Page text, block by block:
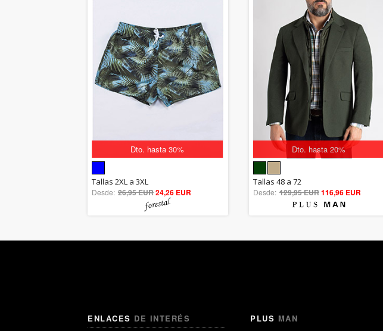
Dto. hasta 30%
5.00
out of 5
Tallas 2XL a 3XL
Desde: 26,95 EUR24,26 EUR
Dto. hasta 20%
5.00
out of 5
Tallas 48 a 72
Desde: 129,95 EUR116,96 EUR
ENLACES DE INTERÉS PLUS MAN